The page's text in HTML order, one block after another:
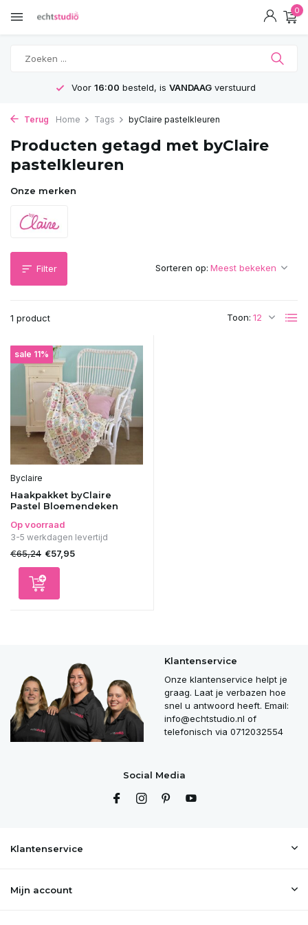
0
Voor 16:00 besteld, is VANDAAGverstuurd
Terug Home Tags byClaire pastelkleuren
Producten getagd met byClaire
pastelkleuren
Onze merken
Filter
1 product Toon:
Sorteren op:
sale 11%
Byclaire
Haakpakket byClaire
Pastel Bloemendeken
Op voorraad
3-5 werkdagen levertijd
€65,24 €57,95
Klantenservice
Onze klantenservice helpt je
graag. Laat je verbazen hoe
snel u antwoord heeft. Email:
info@echtstudio.nl of
telefonisch via 0712032554
Social Media
Klantenservice
Mijn account